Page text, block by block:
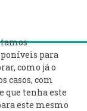
para
como já o
casos, com
que tenha este
este mesmo